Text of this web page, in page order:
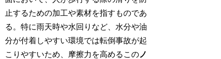
止するための加工や素材を指すものであ
る。特に雨天時や水回りなど、水分や油
分が付着しやすい環境では転倒事故が起
こりやすいため、摩擦力を高めるこの ノ